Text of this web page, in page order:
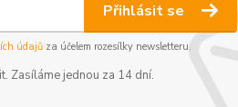
Přihlásit se
údajůza účelem rozesílky newsletteru.
Zasíláme jednou za 14 dní.